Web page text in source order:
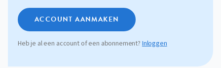
ACCOUNT AANMAKEN
Heb je al een account of een abonnement? Inloggen